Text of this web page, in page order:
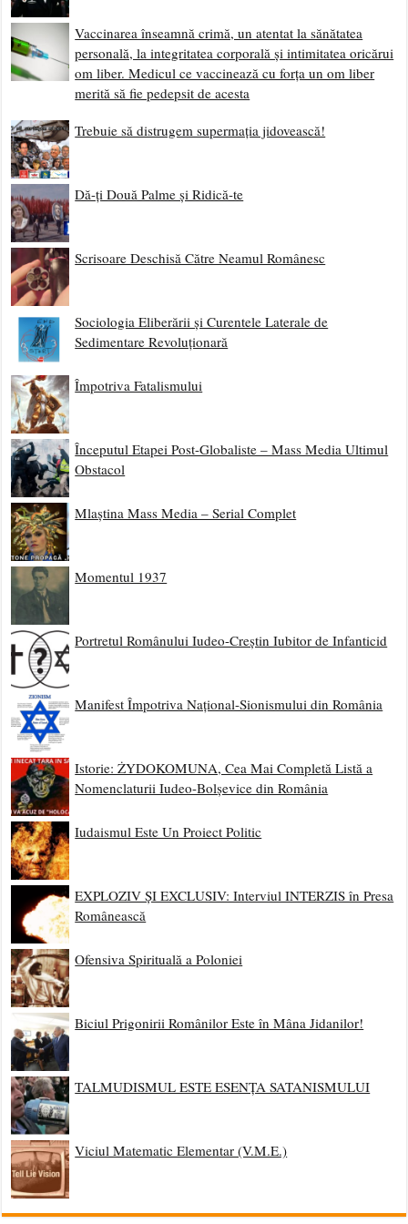
Vaccinarea înseamnă crimă, un atentat la sănătatea
personală, la integritatea corporală și intimitatea oricărui
om liber. Medicul ce vaccinează cu forța un om liber
merită să fie pedepsit de acesta
Trebuie să distrugem supermația jidovească!
Dă-ți Două Palme și Ridică-te
Scrisoare Deschisă Către Neamul Românesc
Sociologia Eliberării și Curentele Laterale de
Sedimentare Revoluționară
Împotriva Fatalismului
Începutul Etapei Post-Globaliste – Mass Media Ultimul
Obstacol
Mlaștina Mass Media – Serial Complet
Momentul 1937
Portretul Românului Iudeo-Creștin Iubitor de Infanticid
Manifest Împotriva Național-Sionismului din România
Istorie: ŻYDOKOMUNA, Cea Mai Completă Listă a
Nomenclaturii Iudeo-Bolșevice din România
Iudaismul Este Un Proiect Politic
EXPLOZIV ȘI EXCLUSIV: Interviul INTERZIS în Presa
Românească
Ofensiva Spirituală a Poloniei
Biciul Prigonirii Românilor Este în Mâna Jidanilor!
TALMUDISMUL ESTE ESENȚA SATANISMULUI
Viciul Matematic Elementar (V.M.E.)